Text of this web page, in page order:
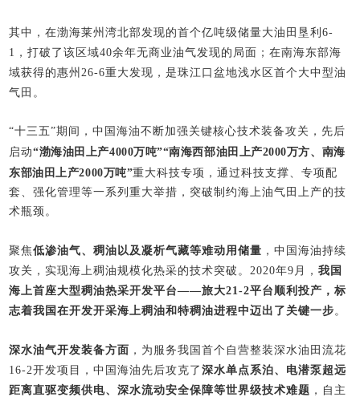
其中，在渤海莱州湾北部发现的首个亿吨级储量大油田垦利6-
1，打破了该区域40余年无商业油气发现的局面；在南海东部海
域获得的惠州26-6重大发现，是珠江口盆地浅水区首个大中型油
气田。
“十三五”期间，中国海油不断加强关键核心技术装备攻关，先后
启动“渤海油田上产4000万吨”“南海西部油田上产2000万方、南海
东部油田上产2000万吨”重大科技专项，通过科技支撑、专项配
套、强化管理等一系列重大举措，突破制约海上油气田上产的技
术瓶颈。
聚焦低渗油气、稠油以及凝析气藏等难动用储量 ，中国海油持续
攻关，实现海上稠油规模化热采的技术突破。2020年9月，我国
海上首座大型稠油热采开发平台——旅大21-2平台顺利投产，标
志着我国在开发开采海上稠油和特稠油进程中迈出了关键一步 。
深水油气开发装备方面 ，为 服务我国首个自营整装深水油田流花
16-2开发项目，中国海油先后攻克了深水单点系泊、电潜泵超远
距离直驱变频供电、深水流动安全保障等世界级技术难题 ，自主